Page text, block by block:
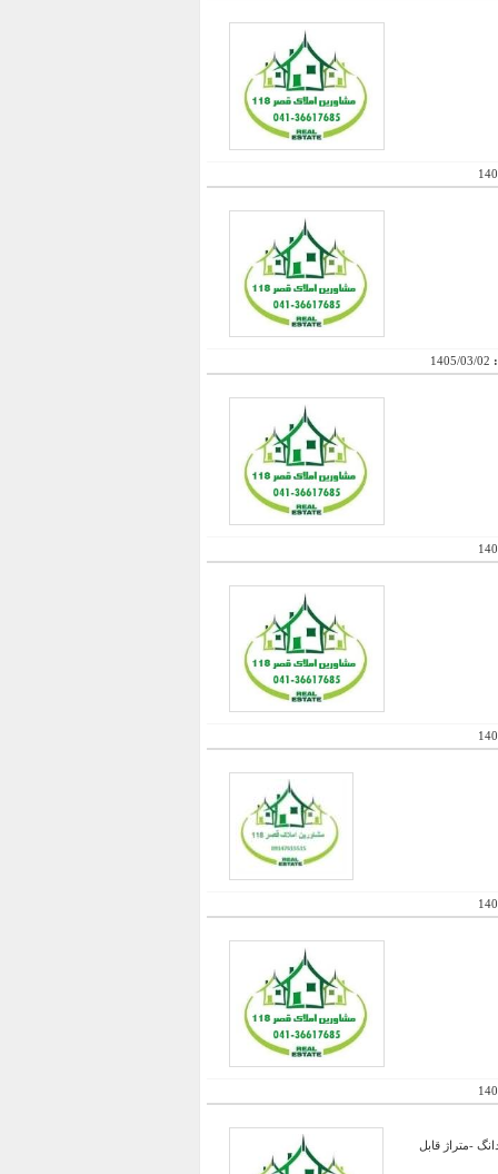
1405/03/02
با مجوز 50 راس -دارای اتق زایمان و شیر دهی و سایر امکانات-چاه عمیق با مجوز و برق و ...-سند 6 دانگ -متراژ قابل